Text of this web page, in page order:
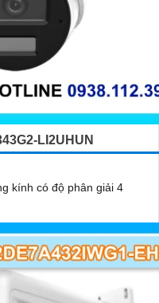
LI2UHUN
kính có độ phân giải 4